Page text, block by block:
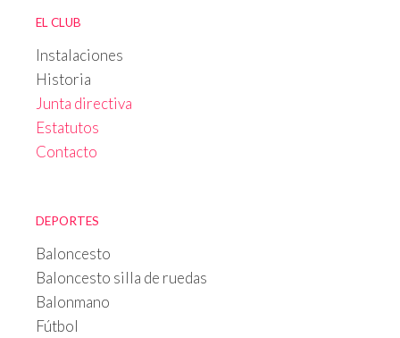
EL CLUB
Instalaciones
Historia
Junta directiva
Estatutos
Contacto
DEPORTES
Baloncesto
Baloncesto silla de ruedas
Balonmano
Fútbol